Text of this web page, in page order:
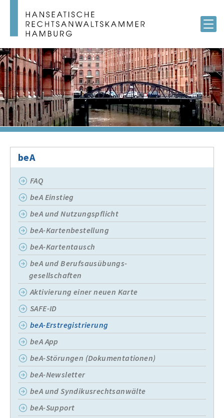
beA
FAQ
beA Einstieg
beA und Nutzungspflicht
beA-Kartenbestellung
beA-Kartentausch
beA und Berufsausübungs-
gesellschaften
Aktivierung einer neuen Karte
SAFE-ID
beA-Erstregistrierung
beA App
beA-Störungen (Dokumentationen)
beA-Newsletter
beA und Syndikusrechtsanwälte
beA-Support